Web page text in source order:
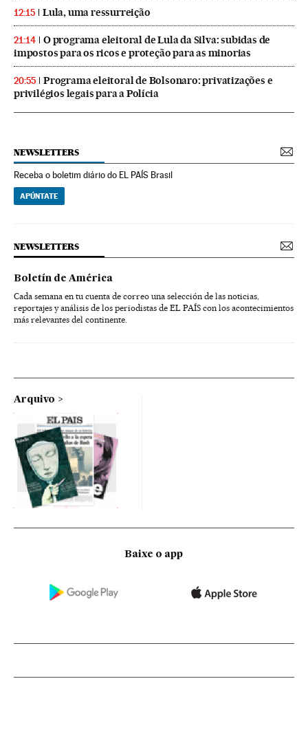
12:15 Lula, uma ressurreição
21:14
O programa eleitoral de Lula da Silva: subidas de
impostos para os ricos e proteção para as minorias
20:55
Programa eleitoral de Bolsonaro: privatizações e
privilégios legais para a Polícia
NEWSLETTERS
Receba o boletim diário do EL PAÍS Brasil
APÚNTATE
NEWSLETTERS
Boletín de América
Cada semana en tu cuenta de correo una selección de las noticias,
reportajes y análisis de los periodistas de EL PAÍS con los acontecimientos
más relevantes del continente.
Arquivo
Baixe o app